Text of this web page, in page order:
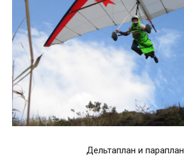
Дельтаплан и параплан